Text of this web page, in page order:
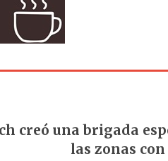
creó una brigada
las zonas